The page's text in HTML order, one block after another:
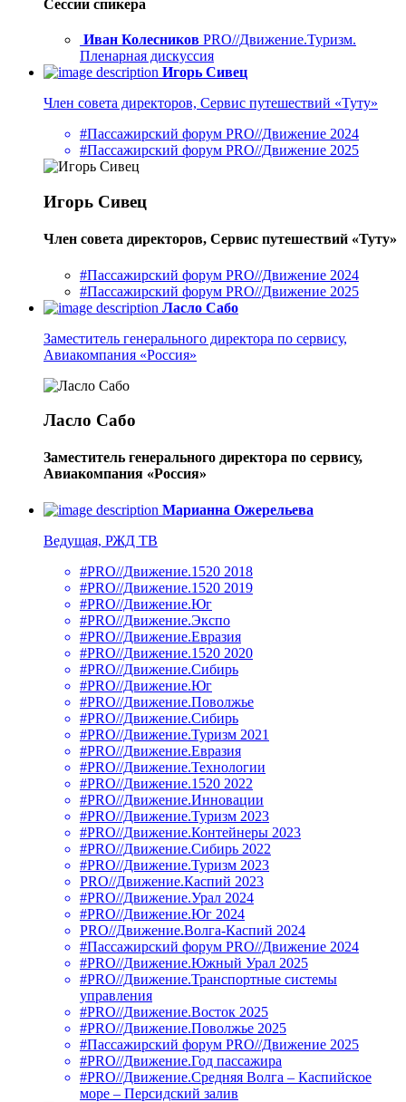
Сессии спикера
Иван Колесников PRO//Движение.Туризм.
Пленарная дискуссия
Игорь Сивец
Член совета директоров, Сервис путешествий «Туту»
#Пассажирский форум PRO//Движение 2024
#Пассажирский форум PRO//Движение 2025
Игорь Сивец
Член совета директоров, Сервис путешествий «Туту»
#Пассажирский форум PRO//Движение 2024
#Пассажирский форум PRO//Движение 2025
Ласло Сабо
Заместитель генерального директора по сервису,
Авиакомпания «Россия»
Ласло Сабо
Заместитель генерального директора по сервису,
Авиакомпания «Россия»
Марианна Ожерельева
Ведущая, РЖД ТВ
#PRO//Движение.1520 2018
#PRO//Движение.1520 2019
#PRO//Движение.Юг
#PRO//Движение.Экспо
#PRO//Движение.Евразия
#PRO//Движение.1520 2020
#PRO//Движение.Сибирь
#PRO//Движение.Юг
#PRO//Движение.Поволжье
#PRO//Движение.Сибирь
#PRO//Движение.Туризм 2021
#PRO//Движение.Евразия
#PRO//Движение.Технологии
#PRO//Движение.1520 2022
#PRO//Движение.Инновации
#PRO//Движение.Туризм 2023
#PRO//Движение.Контейнеры 2023
#PRO//Движение.Сибирь 2022
#PRO//Движение.Туризм 2023
PRO//Движение.Каспий 2023
#PRO//Движение.Урал 2024
#PRO//Движение.Юг 2024
PRO//Движение.Волга-Каспий 2024
#Пассажирский форум PRO//Движение 2024
#PRO//Движение.Южный Урал 2025
#PRO//Движение.Транспортные системы
управления
#PRO//Движение.Восток 2025
#PRO//Движение.Поволжье 2025
#Пассажирский форум PRO//Движение 2025
#PRO//Движение.Год пассажира
#PRO//Движение.Средняя Волга – Каспийское
море – Персидский залив